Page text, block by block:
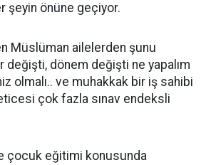
şeyin önüne geçiyor.
Müslüman ailelerden şunu
değişti, dönem değişti ne yapalım
olmalı.. ve muhakkak bir iş sahibi
çok fazla sınav endeksli
çocuk eğitimi konusunda